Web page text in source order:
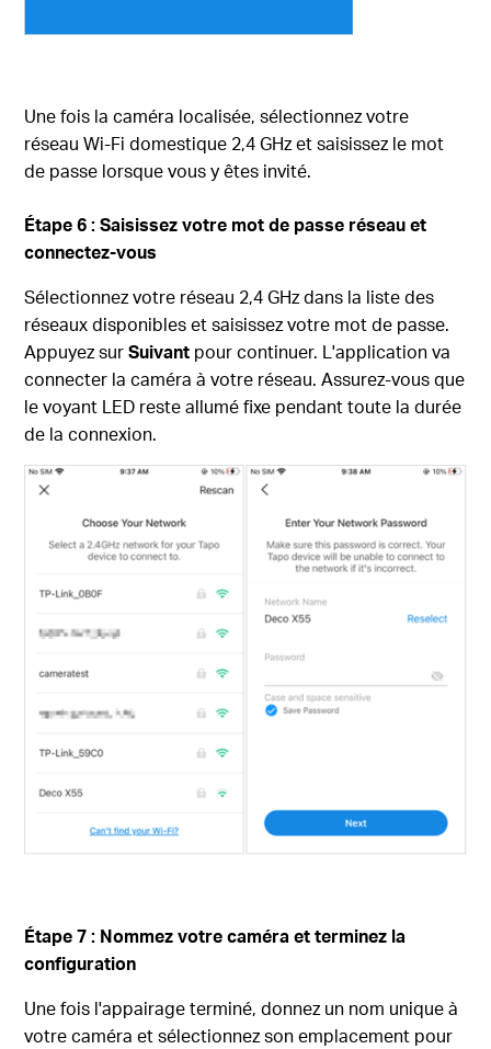
Une fois la caméra localisée, sélectionnez votre
réseau Wi-Fi domestique 2,4 GHz et saisissez le mot
de passe lorsque vous y êtes invité.
Étape 6 : Saisissez votre mot de passe réseau et
connectez-vous
Sélectionnez votre réseau 2,4 GHz dans la liste des
réseaux disponibles et saisissez votre mot de passe.
Appuyez surSuivant pour continuer. L'application va
connecter la caméra à votre réseau. Assurez-vous que
le voyant LED reste allumé fixe pendant toute la durée
de la connexion.
Étape 7 : Nommez votre caméra et terminez la
configuration
Une fois l'appairage terminé, donnez un nom unique à
votre caméra et sélectionnez son emplacement pour